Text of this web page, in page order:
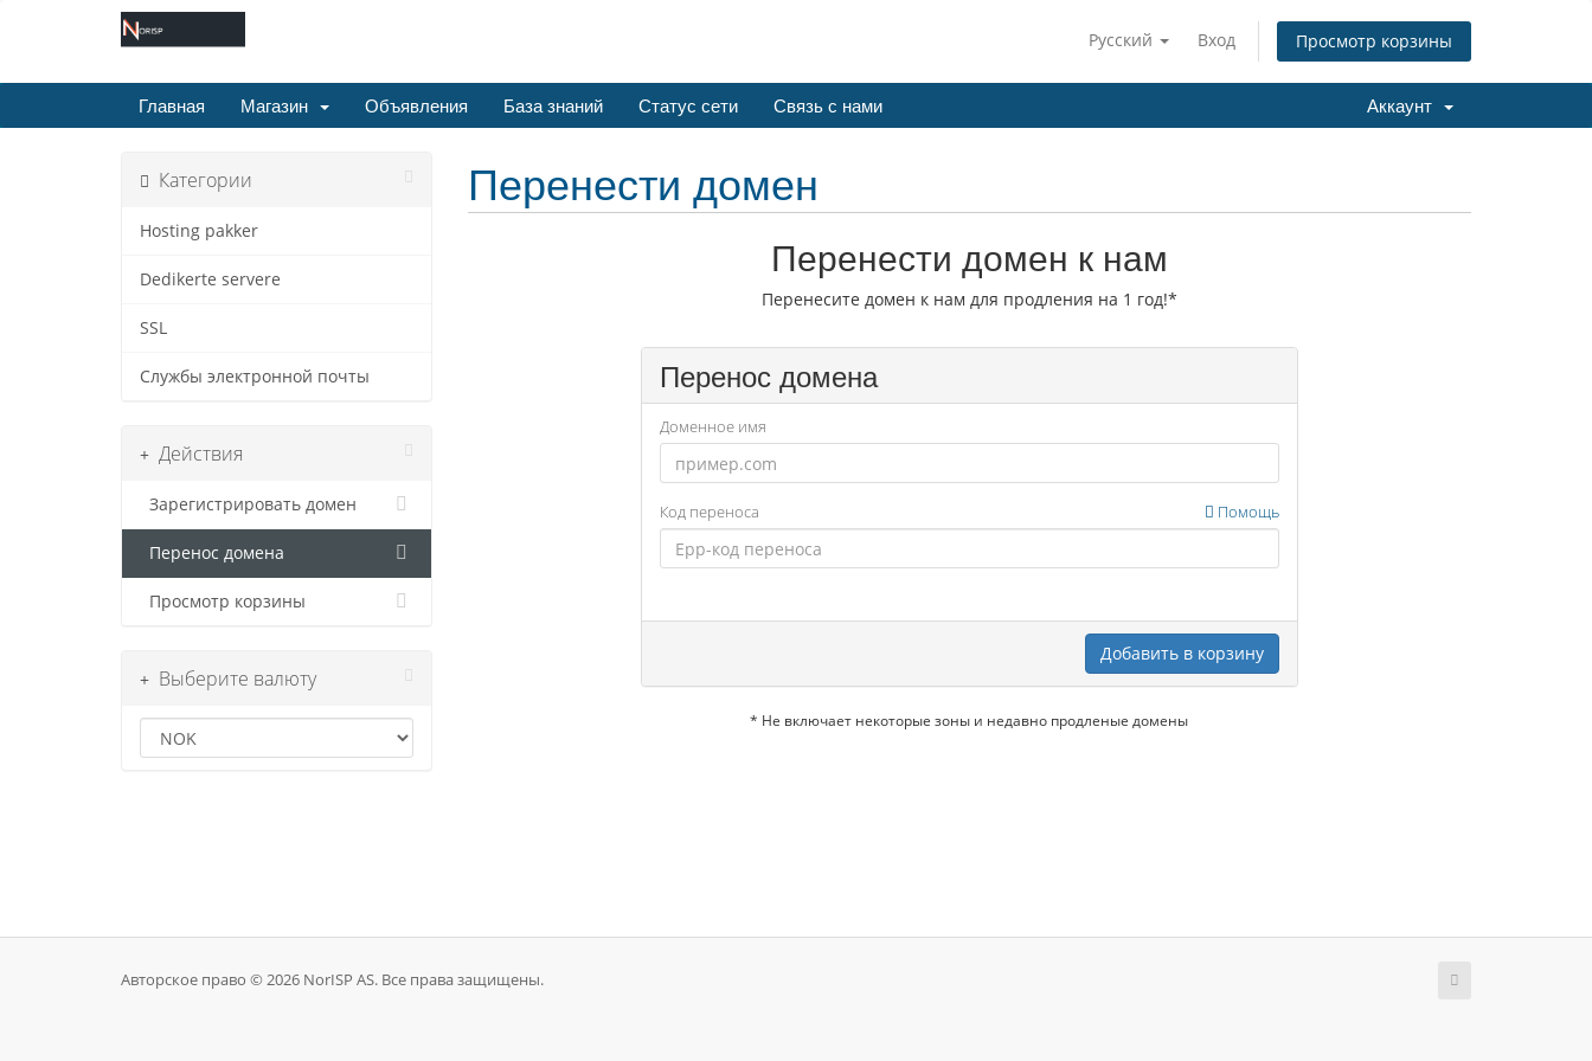
Русский Вход Просмотр корзины
Главная Магазин Объявления База знаний Статус сети Связь с нами Аккаунт
Категории
Hosting pakker
Dedikerte servere
SSL
Службы электронной почты
Действия
Зарегистрировать домен
Перенос домена
Просмотр корзины
Выберите валюту
Перенести домен
Перенести домен к нам
Перенесите домен к нам для продления на 1 год!*
Перенос домена
Доменное имя
Код переноса Помощь
Добавить в корзину
* Не включает некоторые зоны и недавно продленые домены
Авторское право © 2026 NorISP AS. Все права защищены.